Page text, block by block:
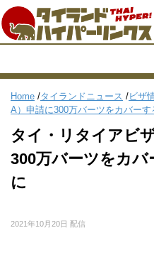
Home /タイランドニュース /ビザ
A）申請に300万バーツをカバー
タイ・リタイアビ
300万バーツをカバ
に
2021年10月20日 配信